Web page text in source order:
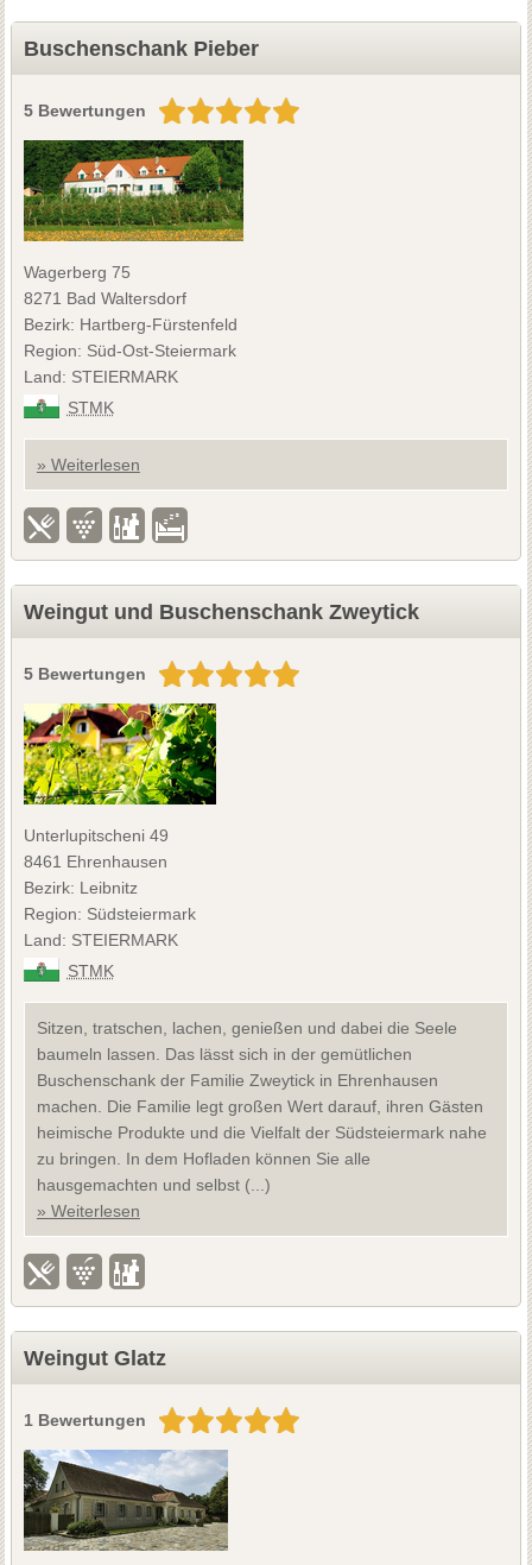
Buschenschank Pieber
5 Bewertungen
Wagerberg 75
8271 Bad Waltersdorf
Bezirk: Hartberg-Fürstenfeld
Region: Süd-Ost-Steiermark
Land: STEIERMARK
STMK
» Weiterlesen
Weingut und Buschenschank Zweytick
5 Bewertungen
Unterlupitscheni 49
8461 Ehrenhausen
Bezirk: Leibnitz
Region: Südsteiermark
Land: STEIERMARK
STMK
Sitzen, tratschen, lachen, genießen und dabei die Seele
baumeln lassen. Das lässt sich in der gemütlichen
Buschenschank der Familie Zweytick in Ehrenhausen
machen. Die Familie legt großen Wert darauf, ihren Gästen
heimische Produkte und die Vielfalt der Südsteiermark nahe
zu bringen. In dem Hofladen können Sie alle
hausgemachten und selbst (...)
» Weiterlesen
Weingut Glatz
1 Bewertungen